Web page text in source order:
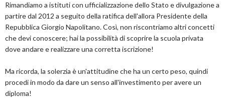
Rimandiamo a istituti con ufficializzazione dello Stato e divulgazione a
partire dal 2012 a seguito della ratifica dell'allora Presidente della
Repubblica Giorgio Napolitano. Così, non riscontriamo altri concetti
che devi conoscere; hai la possibilità di scoprire la scuola privata
dove andare e realizzare una corretta iscrizione!
Ma ricorda, la solerzia è un'attitudine che ha un certo peso, quindi
procedi in modo da dare un senso all'investimento per avere un
diploma!